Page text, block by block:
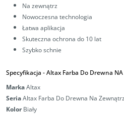
Na zewnątrz
Nowoczesna technologia
Łatwa aplikacja
Skuteczna ochrona do 10 lat
Szybko schnie
Specyfikacja -Altax Farba Do Drewna NA
MarkaAltax
SeriaAltax Farba Do Drewna Na Zewnątrz
KolorBiały